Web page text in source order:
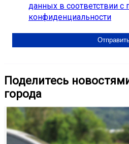
данных в соответствии с
конфиденциальности
Поделитесь
города